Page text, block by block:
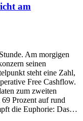
am
Am morgigen
seinen
steht eine Zahl,
Free Cashflow.
zum zweiten
Prozent auf rund
die Euphorie: Das…